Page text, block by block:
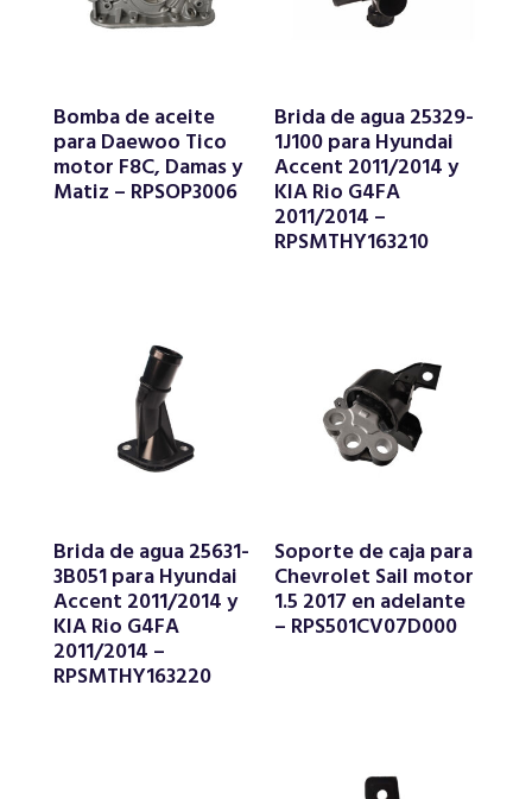
Bomba de aceite
para Daewoo Tico
motor F8C, Damas y
Matiz – RPSOP3006
Brida de agua 25329-
1J100 para Hyundai
Accent 2011/2014 y
KIA Rio G4FA
2011/2014 –
RPSMTHY163210
Brida de agua 25631-
3B051 para Hyundai
Accent 2011/2014 y
KIA Rio G4FA
2011/2014 –
RPSMTHY163220
Soporte de caja para
Chevrolet Sail motor
1.5 2017 en adelante
– RPS501CV07D000